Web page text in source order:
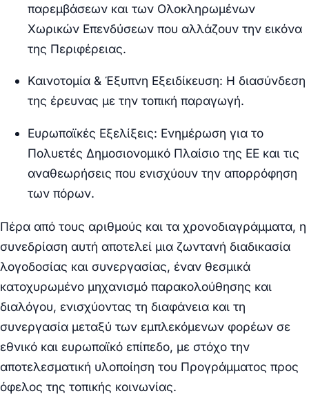
παρεμβάσεων και των Ολοκληρωμένων
Χωρικών Επενδύσεων που αλλάζουν την εικόνα
της Περιφέρειας.
Καινοτομία & Έξυπνη Εξειδίκευση: Η διασύνδεση
της έρευνας με την τοπική παραγωγή.
Ευρωπαϊκές Εξελίξεις: Ενημέρωση για το
Πολυετές Δημοσιονομικό Πλαίσιο της ΕΕ και τις
αναθεωρήσεις που ενισχύουν την απορρόφηση
των πόρων.
Πέρα από τους αριθμούς και τα χρονοδιαγράμματα, η
συνεδρίαση αυτή αποτελεί μια ζωντανή διαδικασία
λογοδοσίας και συνεργασίας, έναν θεσμικά
κατοχυρωμένο μηχανισμό παρακολούθησης και
διαλόγου, ενισχύοντας τη διαφάνεια και τη
συνεργασία μεταξύ των εμπλεκόμενων φορέων σε
εθνικό και ευρωπαϊκό επίπεδο, με στόχο την
αποτελεσματική υλοποίηση του Προγράμματος προς
όφελος της τοπικής κοινωνίας.